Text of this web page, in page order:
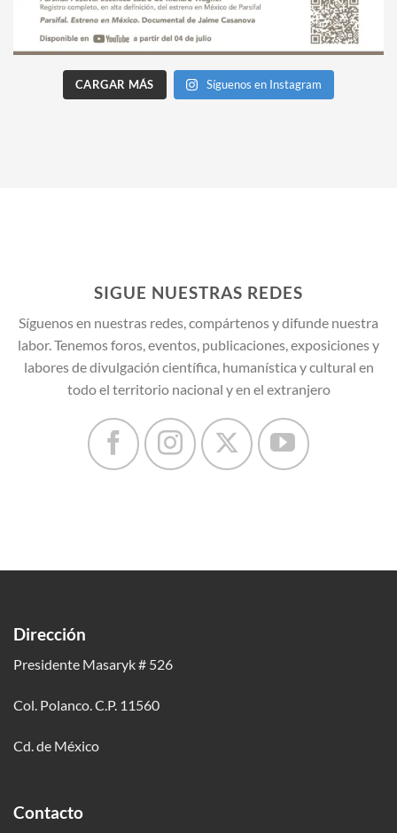
CARGAR MÁS Síguenos en Instagram
SIGUE NUESTRAS REDES
Síguenos en nuestras redes, compártenos y difunde nuestra
labor. Tenemos foros, eventos, publicaciones, exposiciones y
labores de divulgación científica, humanística y cultural en
todo el territorio nacional y en el extranjero
Dirección
Presidente Masaryk # 526
Col. Polanco. C.P. 11560
Cd. de México
Contacto